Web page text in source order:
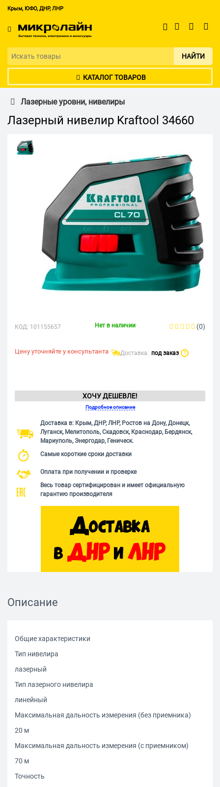
Крым, ЮФО, ДНР, ЛНР
НАЙТИ
КАТАЛОГ ТОВАРОВ
Лазерные уровни, нивелиры
Лазерный нивелир Kraftool 34660
КОД: 101155657 Нет в наличии (0)
Цену уточняйте у консультанта Доставка: под заказ ?
ХОЧУ ДЕШЕВЛЕ!
Подробное описание
Доставка в: Крым, ДНР, ЛНР, Ростов на Дону, Донецк,
Луганск, Мелитополь, Скадовск, Краснодар, Бердянск,
Мариуполь, Энергодар, Геническ.
Самые короткие сроки доставки
Оплата при получении и проверке
Весь товар сертифицирован и имеет официальную
гарантию производителя
Описание
Общие характеристики
Тип нивелира
лазерный
Тип лазерного нивелира
линейный
Максимальная дальность измерения (без приемника)
20 м
Максимальная дальность измерения (с приемником)
70 м
Точность